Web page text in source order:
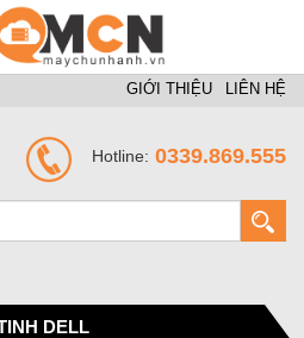
GIỚI THIỆU LIÊN HỆ
Hotline: 0339.869.555
DELL